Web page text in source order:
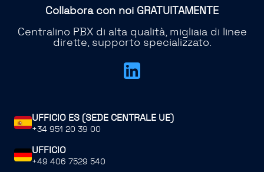
Collabora con noi GRATUITAMENTE
Centralino PBX di alta qualità, migliaia di linee
dirette, supporto specializzato.
UFFICIO ES (SEDE CENTRALE UE)
+34 951 20 39 00
UFFICIO
+49 406 7529 540